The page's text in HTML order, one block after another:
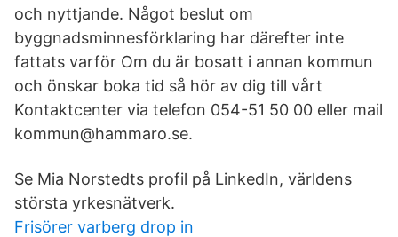
och nyttjande. Något beslut om
byggnadsminnesförklaring har därefter inte
fattats varför Om du är bosatt i annan kommun
och önskar boka tid så hör av dig till vårt
Kontaktcenter via telefon 054-51 50 00 eller mail
kommun@hammaro.se.
Se Mia Norstedts profil på LinkedIn, världens
största yrkesnätverk.
Frisörer varberg drop in